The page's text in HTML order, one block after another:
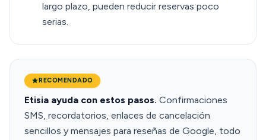
largo plazo, pueden reducir reservas poco
serias.
RECOMENDADO
Etisia ayuda con estos pasos. Confirmaciones
SMS, recordatorios, enlaces de cancelación
sencillos y mensajes para reseñas de Google, todo